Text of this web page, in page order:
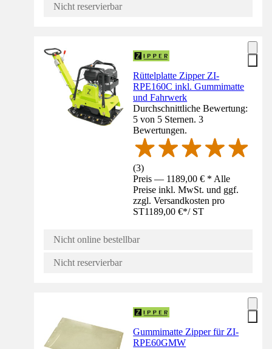
Nicht reservierbar
Rüttelplatte Zipper ZI-
RPE160C inkl. Gummimatte
und Fahrwerk
Durchschnittliche Bewertung:
5 von 5 Sternen. 3
Bewertungen.
(3)
Preis — 1189,00 € * Alle
Preise inkl. MwSt. und ggf.
zzgl. Versandkosten pro
ST1189,00 €*/ ST
Nicht online bestellbar
Nicht reservierbar
Gummimatte Zipper für ZI-
RPE60GMW